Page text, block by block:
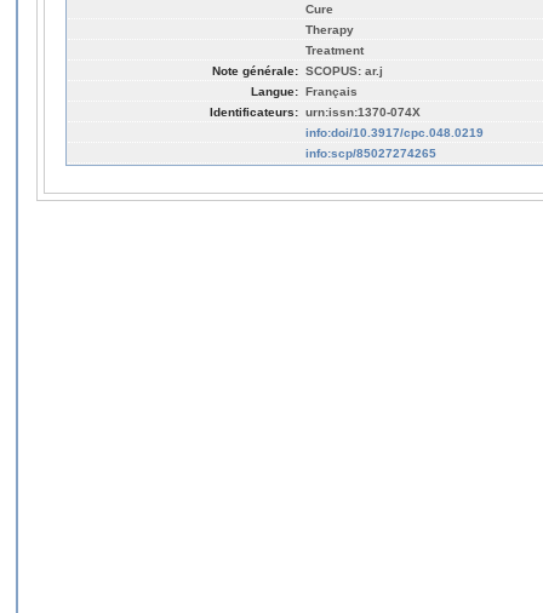
Cure
Therapy
Treatment
Note générale: SCOPUS: ar.j
Langue: Français
Identificateurs: urn:issn:1370-074X
info:doi/10.3917/cpc.048.0219
info:scp/85027274265